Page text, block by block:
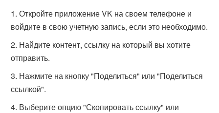
Откройте приложение VK на своем телефоне и
войдите в свою учетную запись, если это необходимо.
Найдите контент, ссылку на который вы хотите
отправить.
Нажмите на кнопку "Поделиться" или "Поделиться
ссылкой".
Выберите опцию "Скопировать ссылку" или